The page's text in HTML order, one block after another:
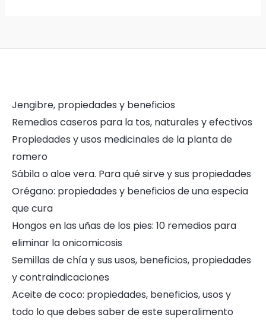
Jengibre, propiedades y beneficios
Remedios caseros para la tos, naturales y efectivos
Propiedades y usos medicinales de la planta de
romero
Sábila o aloe vera. Para qué sirve y sus propiedades
Orégano: propiedades y beneficios de una especia
que cura
Hongos en las uñas de los pies: 10 remedios para
eliminar la onicomicosis
Semillas de chía y sus usos, beneficios, propiedades
y contraindicaciones
Aceite de coco: propiedades, beneficios, usos y
todo lo que debes saber de este superalimento